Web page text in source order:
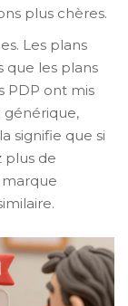
plus chères.
Les plans
que les plans
PDP ont mis
générique,
signifie que si
plus de